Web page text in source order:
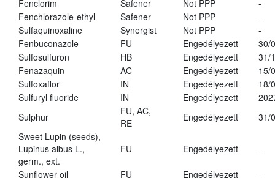
Fenclorim
Safener Not PPP
-
Fenchlorazole-ethyl
Safener Not PPP
-
Sulfaquinoxaline
Synergist Not PPP
-
Fenbuconazole
FU Engedélyezett
30/
Sulfosulfuron
HB Engedélyezett
31/
Fenazaquin
AC Engedélyezett
15/
Sulfoxaflor
IN Engedélyezett
18/
Sulfuryl fluoride
IN Engedélyezett
Sulphur
FU, AC,
RE
Engedélyezett
31/
Sweet Lupin (seeds),
Lupinus albus L.,
germ., ext.
FU Engedélyezett -
Sunflower oil FU Engedélyezett
-